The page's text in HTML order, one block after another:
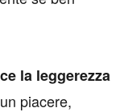
la leggerezza
piacere,